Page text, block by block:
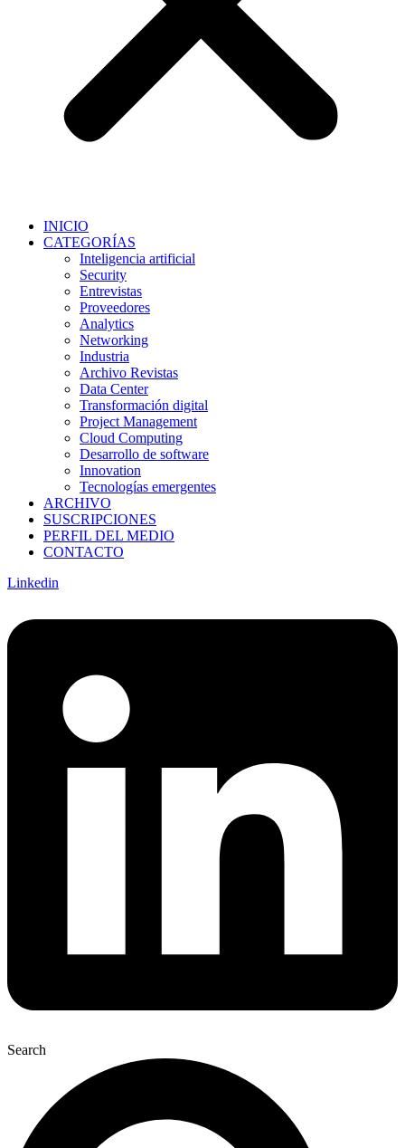
INICIO
CATEGORÍAS
Inteligencia artificial
Security
Entrevistas
Proveedores
Analytics
Networking
Industria
Archivo Revistas
Data Center
Transformación digital
Project Management
Cloud Computing
Desarrollo de software
Innovation
Tecnologías emergentes
ARCHIVO
SUSCRIPCIONES
PERFIL DEL MEDIO
CONTACTO
Linkedin
Search